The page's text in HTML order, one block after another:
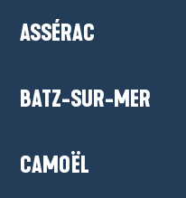
ASSÉRAC
BATZ-SUR-MER
CAMOËL
48▒▒